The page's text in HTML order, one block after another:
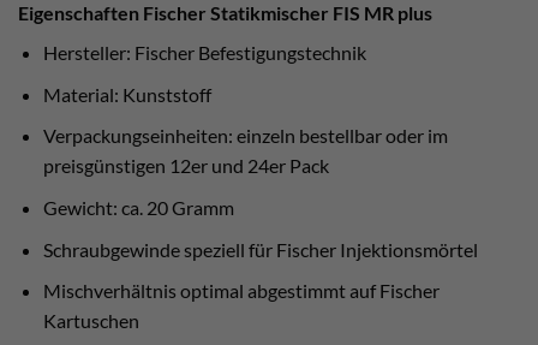
Eigenschaften Fischer Statikmischer FIS MR plus
Hersteller: Fischer Befestigungstechnik
Material: Kunststoff
Verpackungseinheiten: einzeln bestellbar oder im
preisgünstigen 12er und 24er Pack
Gewicht: ca. 20 Gramm
Schraubgewinde speziell für Fischer Injektionsmörtel
Mischverhältnis optimal abgestimmt auf Fischer
Kartuschen